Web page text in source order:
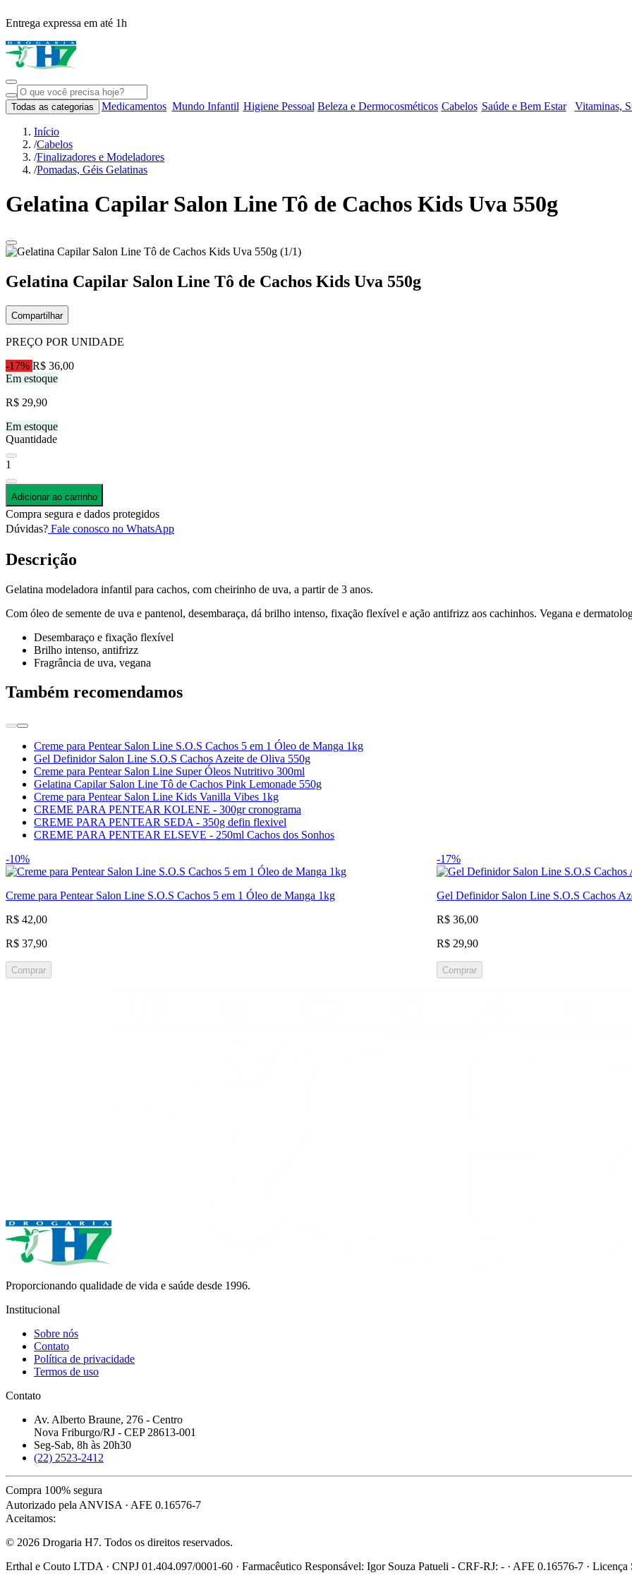
Entrega expressa em até 1h
Todas as categorias Medicamentos Mundo Infantil Higiene Pessoal Beleza e Dermocosméticos Cabelos Saúde e Bem Estar Vitaminas,
Início
/Cabelos
/Finalizadores e Modeladores
/Pomadas, Géis Gelatinas
Gelatina Capilar Salon Line Tô de Cachos Kids Uva 550g
Gelatina Capilar Salon Line Tô de Cachos Kids Uva 550g
Compartilhar
PREÇO POR UNIDADE
-17% R$ 36,00
Em estoque
R$ 29,90
Em estoque
Quantidade
1
Adicionar ao carrinho
Compra segura e dados protegidos
Dúvidas? Fale conosco no WhatsApp
Descrição
Gelatina modeladora infantil para cachos, com cheirinho de uva, a partir de 3 anos.
Com óleo de semente de uva e pantenol, desembaraça, dá brilho intenso, fixação flexível e ação antifrizz aos cachinhos. Vegana e
Desembaraço e fixação flexível
Brilho intenso, antifrizz
Fragrância de uva, vegana
Também recomendamos
Creme para Pentear Salon Line S.O.S Cachos 5 em 1 Óleo de Manga 1kg
Gel Definidor Salon Line S.O.S Cachos Azeite de Oliva 550g
Creme para Pentear Salon Line Super Óleos Nutritivo 300ml
Gelatina Capilar Salon Line Tô de Cachos Pink Lemonade 550g
Creme para Pentear Salon Line Kids Vanilla Vibes 1kg
CREME PARA PENTEAR KOLENE - 300gr cronograma
CREME PARA PENTEAR SEDA - 350g defin flexivel
CREME PARA PENTEAR ELSEVE - 250ml Cachos dos Sonhos
-10%
Creme para Pentear Salon Line S.O.S Cachos 5 em 1 Óleo de Manga 1kg
R$ 42,00
R$ 37,90
Comprar
-17%
Gel Definidor Salon Line S.O.S Cachos
R$ 36,00
R$ 29,90
Comprar
Proporcionando qualidade de vida e saúde desde 1996.
Institucional
Sobre nós
Contato
Política de privacidade
Termos de uso
Contato
Av. Alberto Braune, 276 - Centro
Nova Friburgo/RJ - CEP 28613-001
Seg-Sab, 8h às 20h30
(22) 2523-2412
Compra 100% segura
Autorizado pela ANVISA · AFE 0.16576-7
Aceitamos:
© 2026 Drogaria H7. Todos os direitos reservados.
Erthal e Couto LTDA · CNPJ 01.404.097/0001-60 · Farmacêutico Responsável: Igor Souza Patueli - CRF-RJ: - · AFE 0.16576-7 ·